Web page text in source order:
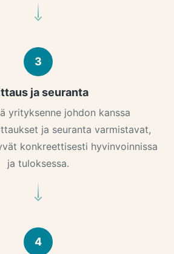
3
ja seuranta
yrityksenne johdon kanssa
ja seuranta varmistavat,
konkreettisesti hyvinvoinnissa
ja tuloksessa.
4